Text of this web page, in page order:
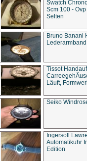
Swatch
Scm 100 -
Selten
Bruno Banani
Tissot
Läuft,
Seiko
Ingersoll
Automatikuhr
Edition